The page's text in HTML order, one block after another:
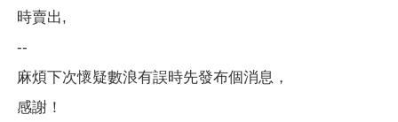
時賣出,
--
麻煩下次懷疑數浪有誤時先發布個消息，
感謝！